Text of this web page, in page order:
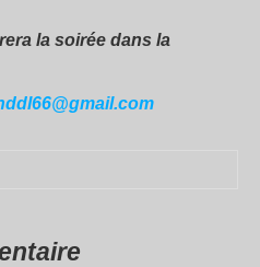
la soirée dans la